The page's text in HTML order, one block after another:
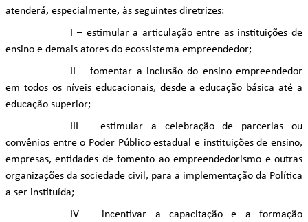
atenderá, especialmente, às seguintes diretrizes:
I – estimular a articulação entre as instituições de
ensino e demais atores do ecossistema empreendedor;
II – fomentar a inclusão do ensino empreendedor
em todos os níveis educacionais, desde a educação básica até a
educação superior;
III – estimular a celebração de parcerias ou
convênios entre o Poder Público estadual e instituições de ensino,
empresas, entidades de fomento ao empreendedorismo e outras
organizações da sociedade civil, para a implementação da Política
a ser instituída;
IV – incentivar a capacitação e a formação